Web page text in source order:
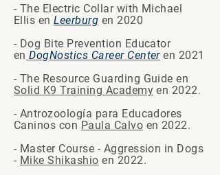
- The Electric Collar with Michael
Ellis enLeerburg en 2020
- Dog Bite Prevention Educator
en DogNostics Career Centeren 2021
- The Resource Guarding Guide en
Solid K9 Training Academy en 2022.
- Antrozoología para Educadores
Caninos con Paula Calvo en 2022.
- Master Course - Aggression in Dogs
- Mike Shikashio en 2022.